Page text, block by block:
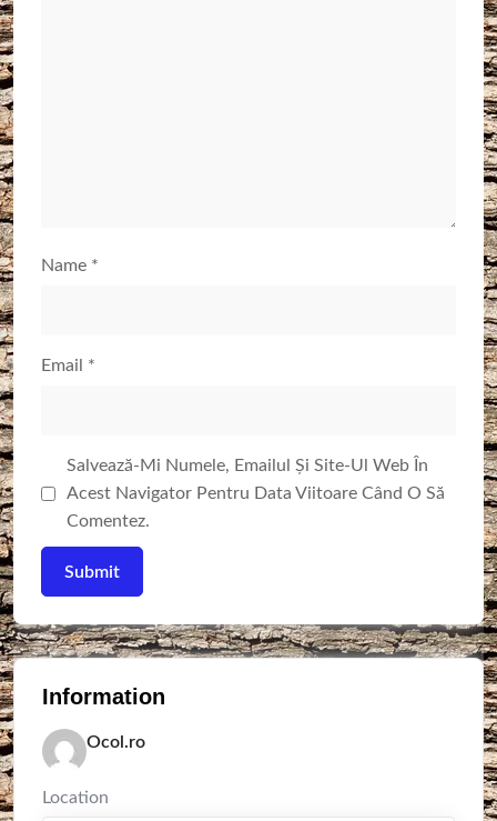
Name *
Email *
Salvează-Mi Numele, Emailul Și Site-Ul Web În
Acest Navigator Pentru Data Viitoare Când O Să
Comentez.
Information
Ocol.ro
Location